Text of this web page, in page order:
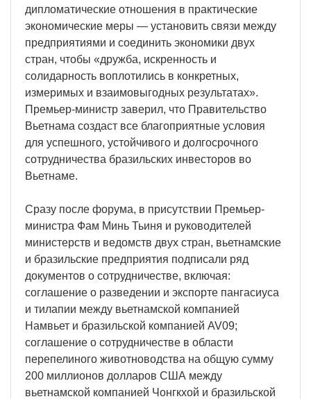
дипломатические отношения в практические
экономические меры — установить связи между
предприятиями и соединить экономики двух
стран, чтобы «дружба, искренность и
солидарность воплотились в конкретных,
измеримых и взаимовыгодных результатах».
Премьер-министр заверил, что Правительство
Вьетнама создаст все благоприятные условия
для успешного, устойчивого и долгосрочного
сотрудничества бразильских инвесторов во
Вьетнаме.
Сразу после форума, в присутствии Премьер-
министра Фам Минь Тьиня и руководителей
министерств и ведомств двух стран, вьетнамские
и бразильские предприятия подписали ряд
документов о сотрудничестве, включая:
соглашение о разведении и экспорте пангасиуса
и тилапии между вьетнамской компанией
Намвьет и бразильской компанией AV09;
соглашение о сотрудничестве в области
перепелиного животноводства на общую сумму
200 миллионов долларов США между
вьетнамской компанией Чонгкхой и бразильской